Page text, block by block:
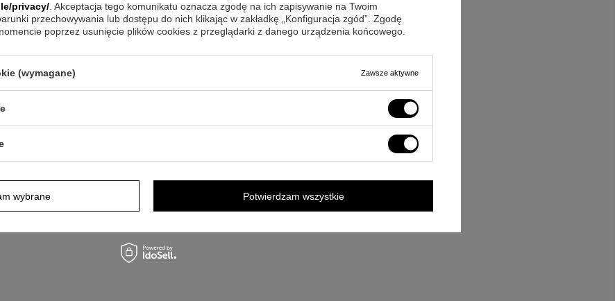
czynnościami, które mogą
w bezpieczne miejsce, by nie
wystarczy delikatnie
pielęgnacja pomaga zachować
( z zawieszką )
privacy/ . Akceptacja tego komunikatu oznacza zgodę na ich zapisywanie na Twoim
przechowywania lub dostępu do nich klikając w zakładkę „Konfiguracja zgód”. Zgodę
poprzez usunięcie plików cookies z przeglądarki z danego urządzenia końcowego.
(wymagane) Zawsze aktywne
wybrane Potwierdzam wszystkie